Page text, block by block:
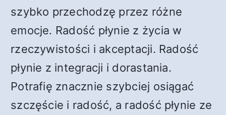
szybko przechodzę przez różne
emocje. Radość płynie z życia w
rzeczywistości i akceptacji. Radość
płynie z integracji i dorastania.
Potrafię znacznie szybciej osiągać
szczęście i radość, a radość płynie ze